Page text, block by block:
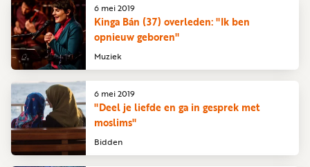
Muziek
Kinga Bán (37) overleden: "Ik ben
opnieuw geboren"
6 mei 2019
Bidden
"Deel je liefde en ga in gesprek met
moslims"
6 mei 2019